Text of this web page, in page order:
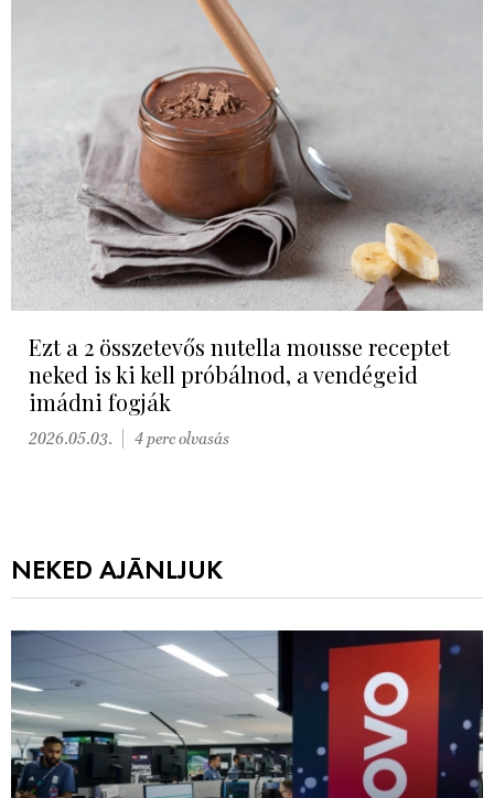
Ezt a 2 összetevős nutella mousse receptet
neked is ki kell próbálnod, a vendégeid
imádni fogják
2026.05.03. 4 perc olvasás
NEKED AJÁNLJUK